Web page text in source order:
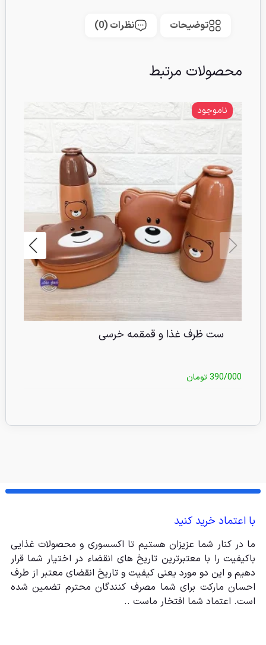
توضیحات نظرات (0)
محصولات مرتبط
ناموجود
ست ظرف غذا و قمقمه خرسی
390/000تومان
با اعتماد خرید کنید
ما در کنار شما عزیزان هستیم تا اکسسوری و محصولات غذایی
باکیفیت را با معتبرترین تاریخ های انقضاء در اختیار شما قرار
دهیم و این دو مورد یعنی کیفیت و تاریخ انقضای معتبر از طرف
احسان مارکت برای شما مصرف کنندگان محترم تضمین شده
است. اعتماد شما افتخار ماست ..